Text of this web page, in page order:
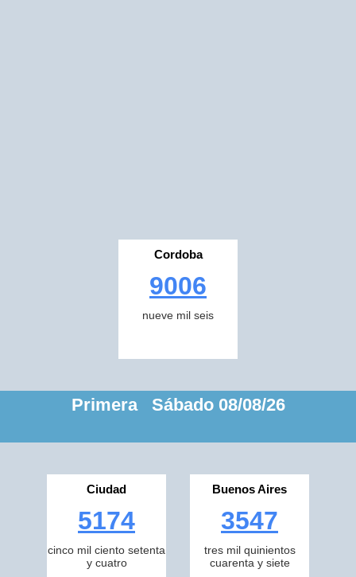
Cordoba
9006
nueve mil seis
Primera Sábado 08/08/26
Ciudad
5174
cinco mil ciento setenta
y cuatro
Buenos Aires
3547
tres mil quinientos
cuarenta y siete